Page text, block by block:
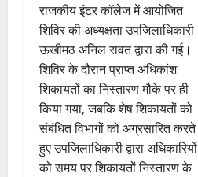
राजकीय इंटर कॉलेज में आयोजित
शिविर की अध्यक्षता उपजिलाधिकारी
ऊखीमठ अनिल रावत द्वारा की गई।
शिविर के दौरान प्राप्त अधिकांश
शिकायतों का निस्तारण मौके पर ही
किया गया, जबकि शेष शिकायतों को
संबंधित विभागों को अग्रसारित करते
हुए उपजिलाधिकारी द्वारा अधिकारियों
को समय पर शिकायतों निस्तारण के